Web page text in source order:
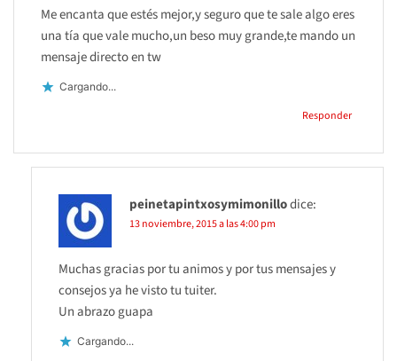
Me encanta que estés mejor,y seguro que te sale algo eres
una tía que vale mucho,un beso muy grande,te mando un
mensaje directo en tw
Cargando...
Responder
peinetapintxosymimonillodice:
13 noviembre, 2015 a las 4:00 pm
Muchas gracias por tu animos y por tus mensajes y
consejos ya he visto tu tuiter.
Un abrazo guapa
Cargando...